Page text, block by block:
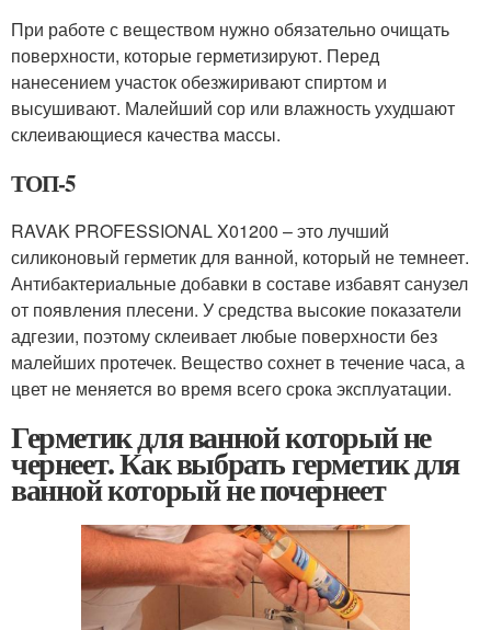
При работе с веществом нужно обязательно очищать
поверхности, которые герметизируют. Перед
нанесением участок обезжиривают спиртом и
высушивают. Малейший сор или влажность ухудшают
склеивающиеся качества массы.
ТОП-5
RAVAK PROFESSIONAL X01200 – это лучший
силиконовый герметик для ванной, который не темнеет.
Антибактериальные добавки в составе избавят санузел
от появления плесени. У средства высокие показатели
адгезии, поэтому склеивает любые поверхности без
малейших протечек. Вещество сохнет в течение часа, а
цвет не меняется во время всего срока эксплуатации.
Герметик для ванной который не
чернеет. Как выбрать герметик для
ванной который не почернеет